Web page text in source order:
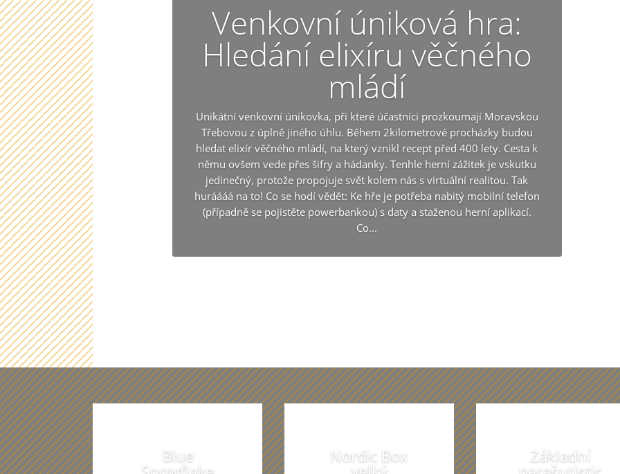
Venkovní úniková hra:
Hledání elixíru věčného
mládí
Unikátní venkovní únikovka, při které účastníci prozkoumají Moravskou
Třebovou z úplně jiného úhlu. Během 2kilometrové procházky budou
hledat elixír věčného mládí, na který vznikl recept před 400 lety. Cesta k
němu ovšem vede přes šifry a hádanky. Tenhle herní zážitek je vskutku
jedinečný, protože propojuje svět kolem nás s virtuální realitou. Tak
huráááá na to! Co se hodí vědět: Ke hře je potřeba nabitý mobilní telefon
(případně se pojistěte powerbankou) s daty a staženou herní aplikací.
Co...
Z našich dárečků vám budou oči
Blue Nordic Box Základní